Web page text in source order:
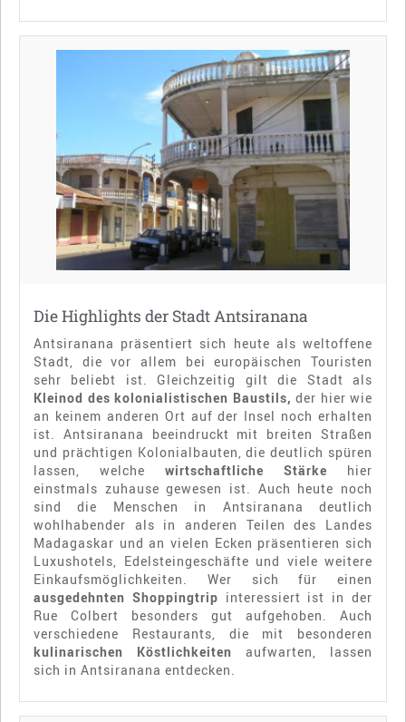
Die Highlights der Stadt Antsiranana
Antsiranana präsentiert sich heute als weltoffene
Stadt, die vor allem bei europäischen Touristen
sehr beliebt ist. Gleichzeitig gilt die Stadt als
Kleinod des kolonialistischen Baustils, der hier wie
an keinem anderen Ort auf der Insel noch erhalten
ist. Antsiranana beeindruckt mit breiten Straßen
und prächtigen Kolonialbauten, die deutlich spüren
lassen, welche wirtschaftliche Stärke hier
einstmals zuhause gewesen ist. Auch heute noch
sind die Menschen in Antsiranana deutlich
wohlhabender als in anderen Teilen des Landes
Madagaskar und an vielen Ecken präsentieren sich
Luxushotels, Edelsteingeschäfte und viele weitere
Einkaufsmöglichkeiten. Wer sich für einen
ausgedehnten Shoppingtrip interessiert ist in der
Rue Colbert besonders gut aufgehoben. Auch
verschiedene Restaurants, die mit besonderen
kulinarischen Köstlichkeiten aufwarten, lassen
sich in Antsiranana entdecken.